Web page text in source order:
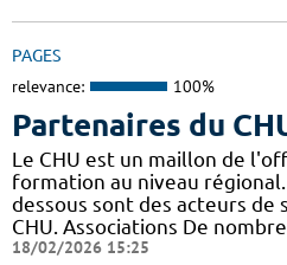
PAGES
relevance: 100%
Partenaires du
Le CHU est un maillon de
formation au niveau
dessous sont des acteurs de
CHU. Associations De
18/02/2026 15:25